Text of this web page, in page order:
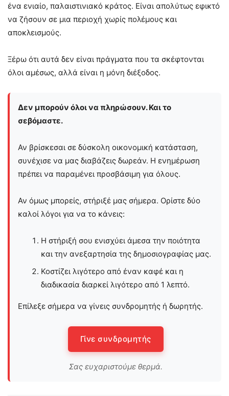
ένα ενιαίο, παλαιστινιακό κράτος. Είναι απολύτως εφικτό
να ζήσουν σε μια περιοχή χωρίς πολέμους και
αποκλεισμούς.
Ξέρω ότι αυτά δεν είναι πράγματα που τα σκέφτονται
όλοι αμέσως, αλλά είναι η μόνη διέξοδος.
Δεν μπορούν όλοι να πληρώσουν. Και το
σεβόμαστε.
Αν βρίσκεσαι σε δύσκολη οικονομική κατάσταση,
συνέχισε να μας διαβάζεις δωρεάν. Η ενημέρωση
πρέπει να παραμένει προσβάσιμη για όλους.
Αν όμως μπορείς, στήριξέ μας σήμερα. Ορίστε δύο
καλοί λόγοι για να το κάνεις:
Η στήριξή σου ενισχύει άμεσα την ποιότητα
και την ανεξαρτησία της δημοσιογραφίας μας.
Κοστίζει λιγότερο από έναν καφέ και η
διαδικασία διαρκεί λιγότερο από 1 λεπτό.
Επίλεξε σήμερα να γίνεις συνδρομητής ή δωρητής.
Γίνε συνδρομητής
Σας ευχαριστούμε θερμά.